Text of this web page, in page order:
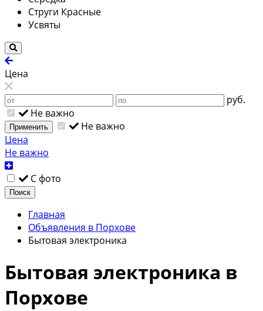
Струги Красные
Усвяты
Цена
руб.
Не важно
Применить
Не важно
Цена
Не важно
С фото
Поиск
Главная
Объявления в Порхове
Бытовая электроника
Бытовая электроника в
Порхове